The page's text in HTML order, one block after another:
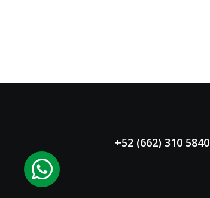
+52 (662) 310 5840